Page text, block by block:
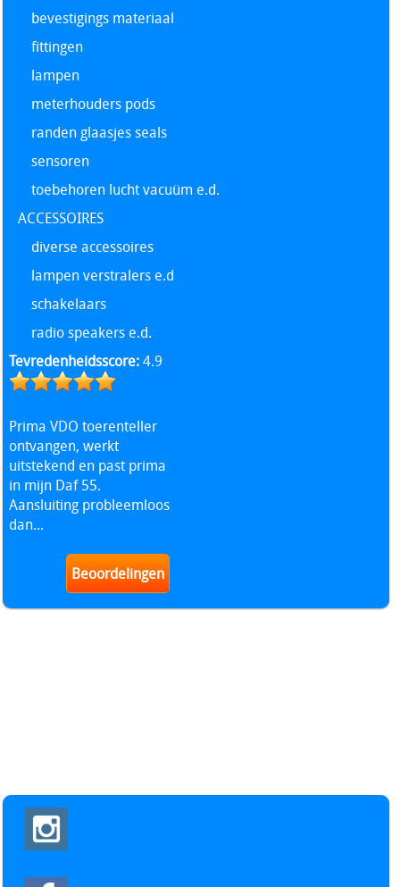
bevestigings materiaal
fittingen
lampen
meterhouders pods
randen glaasjes seals
sensoren
toebehoren lucht vacuüm e.d.
ACCESSOIRES
diverse accessoires
lampen verstralers e.d
schakelaars
radio speakers e.d.
Tevredenheidsscore:4.9
Prima VDO toerenteller
ontvangen, werkt
uitstekend en past prima
in mijn Daf 55.
Aansluiting probleemloos
dan...
Beoordelingen